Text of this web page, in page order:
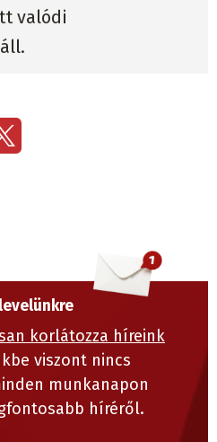
valódi
korlátozza híreink
viszont nincs
munkanapon
híréről.